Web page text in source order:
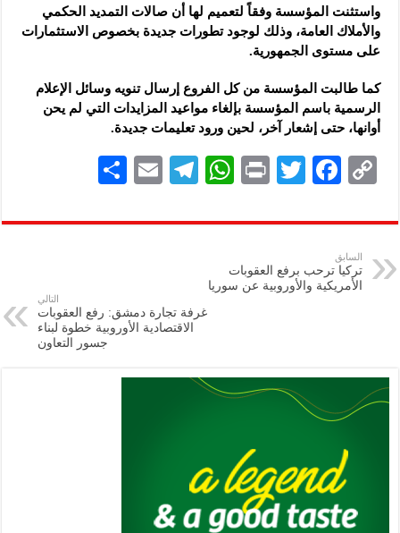
واستثنت المؤسسة وفقاً لتعميم لها أن صالات التمديد الحكمي
والأملاك العامة، وذلك لوجود تطورات جديدة بخصوص الاستثمارات
على مستوى الجمهورية.
كما طالبت المؤسسة من كل الفروع إرسال تنويه وسائل الإعلام
الرسمية باسم المؤسسة بإلغاء مواعيد المزايدات التي لم يحن
أوانها، حتى إشعار آخر، لحين ورود تعليمات جديدة.
C
p
y
Li
F
eb
k
T
tt
P
nt
W
at
p
p
Te
gr
E
ai
ar
السابق
تركيا ترحب برفع العقوبات
الأمريكية والأوروبية عن سوريا
التالي
غرفة تجارة دمشق: رفع العقوبات
الاقتصادية الأوروبية خطوة لبناء
جسور التعاون